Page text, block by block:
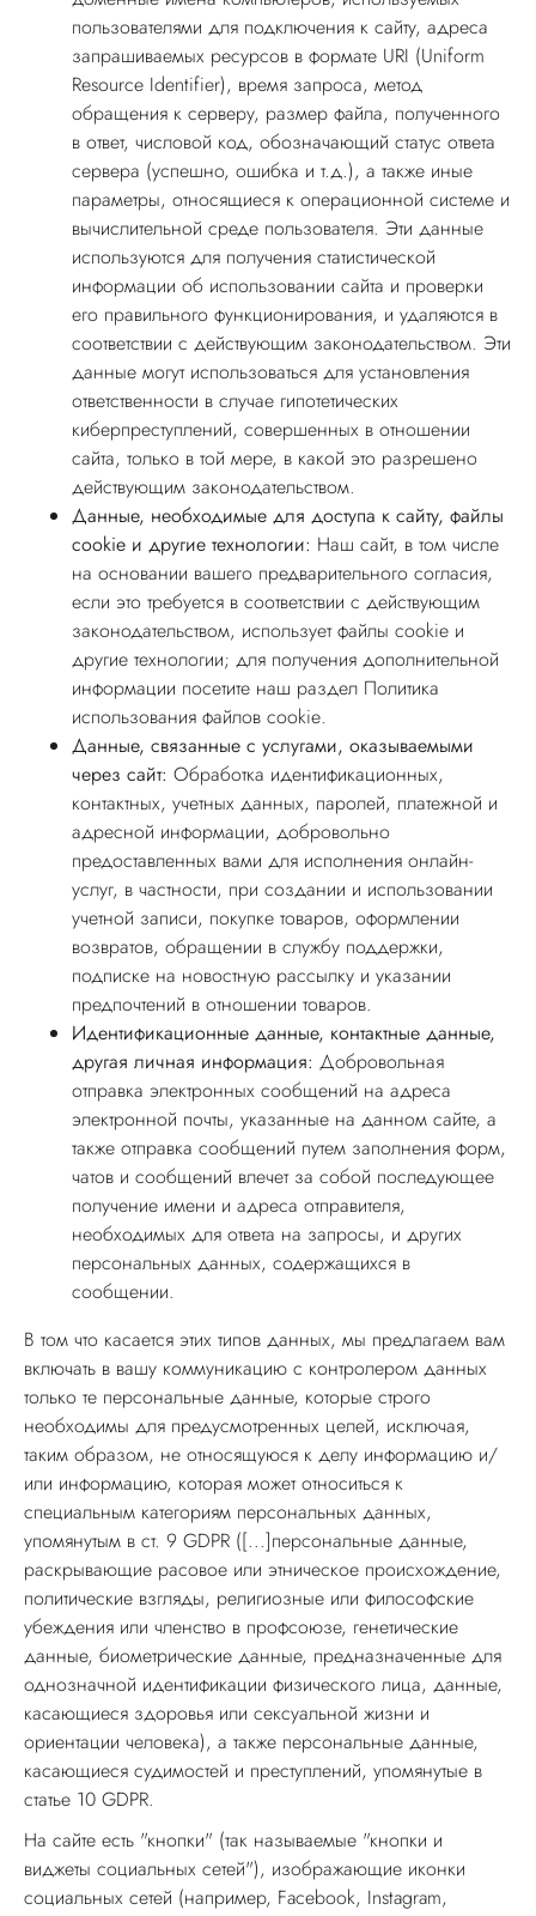
пользователями для подключения к сайту, адреса
запрашиваемых ресурсов в формате URI (Uniform
Resource Identifier), время запроса, метод
обращения к серверу, размер файла, полученного
в ответ, числовой код, обозначающий статус ответа
сервера (успешно, ошибка и т.д.), а также иные
параметры, относящиеся к операционной системе и
вычислительной среде пользователя. Эти данные
используются для получения статистической
информации об использовании сайта и проверки
его правильного функционирования, и удаляются в
соответствии с действующим законодательством. Эти
данные могут использоваться для установления
ответственности в случае гипотетических
киберпреступлений, совершенных в отношении
сайта, только в той мере, в какой это разрешено
действующим законодательством.
Данные, необходимые для доступа к сайту, файлы
cookie и другие технологии: Наш сайт, в том числе
на основании вашего предварительного согласия,
если это требуется в соответствии с действующим
законодательством, использует файлы cookie и
другие технологии; для получения дополнительной
информации посетите наш раздел Политика
использования файлов cookie.
Данные, связанные с услугами, оказываемыми
через сайт: Обработка идентификационных,
контактных, учетных данных, паролей, платежной и
адресной информации, добровольно
предоставленных вами для исполнения онлайн-
услуг, в частности, при создании и использовании
учетной записи, покупке товаров, оформлении
возвратов, обращении в службу поддержки,
подписке на новостную рассылку и указании
предпочтений в отношении товаров.
Идентификационные данные, контактные данные,
другая личная информация: Добровольная
отправка электронных сообщений на адреса
электронной почты, указанные на данном сайте, а
также отправка сообщений путем заполнения форм,
чатов и сообщений влечет за собой последующее
получение имени и адреса отправителя,
необходимых для ответа на запросы, и других
персональных данных, содержащихся в
сообщении.
В том что касается этих типов данных, мы предлагаем вам
включать в вашу коммуникацию с контролером данных
только те персональные данные, которые строго
необходимы для предусмотренных целей, исключая,
таким образом, не относящуюся к делу информацию и/
или информацию, которая может относиться к
специальным категориям персональных данных,
упомянутым в ст. 9 GDPR ([...]персональные данные,
раскрывающие расовое или этническое происхождение,
политические взгляды, религиозные или философские
убеждения или членство в профсоюзе, генетические
данные, биометрические данные, предназначенные для
однозначной идентификации физического лица, данные,
касающиеся здоровья или сексуальной жизни и
ориентации человека), а также персональные данные,
касающиеся судимостей и преступлений, упомянутые в
статье 10 GDPR.
На сайте есть "кнопки" (так называемые "кнопки и
виджеты социальных сетей"), изображающие иконки
социальных сетей (например, Facebook, Instagram,